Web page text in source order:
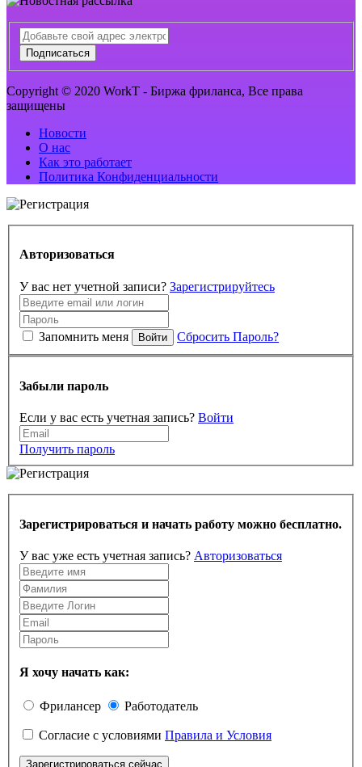
Подписаться
Copyright © 2020 WorkT - Биржа фриланса, Все права
защищены
Новости
О нас
Как это работает
Политика Конфиденциальности
Авторизоваться
У вас нет учетной записи? Зарегистрируйтесь
Запомнить меня Войти Сбросить Пароль?
Забыли пароль
Если у вас есть учетная запись? Войти
Получить пароль
Зарегистрироваться и начать работу можно бесплатно.
У вас уже есть учетная запись? Авторизоваться
Я хочу начать как:
Фрилансер Работодатель
Согласие с условиями Правила и Условия
Зарегистрироваться сейчас